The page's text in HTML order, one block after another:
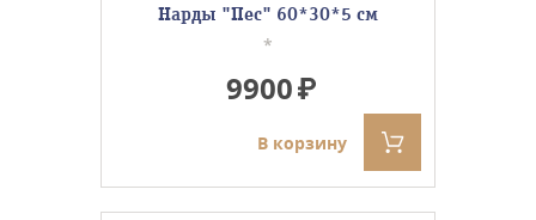
Нарды "Пес" 60*30*5 см
*
9900
В корзину